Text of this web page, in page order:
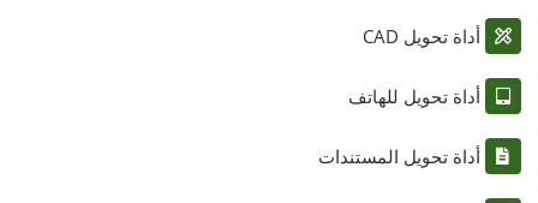
أداة تحويل CAD
أداة تحويل للهاتف
أداة تحويل المستندات